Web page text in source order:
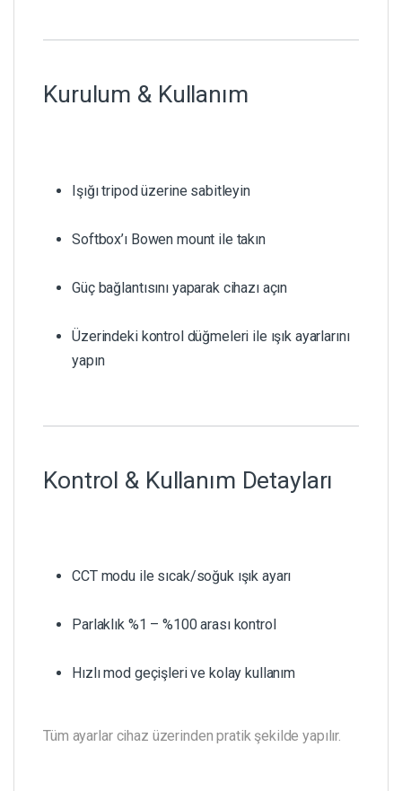
Kurulum & Kullanım
Işığı tripod üzerine sabitleyin
Softbox’ı Bowen mount ile takın
Güç bağlantısını yaparak cihazı açın
Üzerindeki kontrol düğmeleri ile ışık ayarlarını
yapın
Kontrol & Kullanım Detayları
CCT modu ile sıcak/soğuk ışık ayarı
Parlaklık %1 – %100 arası kontrol
Hızlı mod geçişleri ve kolay kullanım
Tüm ayarlar cihaz üzerinden pratik şekilde yapılır.